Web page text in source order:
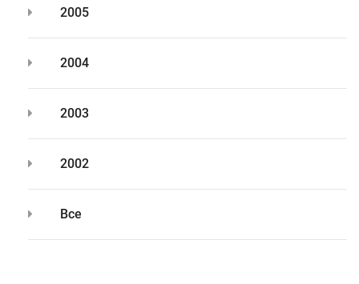
2005
2004
2003
2002
Все